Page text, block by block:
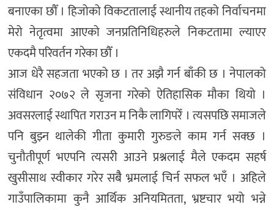
बनाएका छौँ । हिजोको विकटतालाई स्थानीय तहको निर्वाचनमा
मेरो नेतृत्वमा आएको जनप्रतिनिधिहरुले निकटतामा ल्याएर
एकदमै परिवर्तन गरेका छौँ ।
आज धेरै सहजता भएको छ । तर अझै गर्न बाँकी छ । नेपालको
संविधान २०७२ ले सृजना गरेको ऐतिहासिक मौका थियो ।
अवसरलाई स्थापित गराउन म निकै लागिपरेँ । त्यसपछि समाजले
पनि बुझ्न थालेकी गीता कुमारी गुरुङले काम गर्न सक्छ ।
चुनौतीपूर्ण भएपनि त्यसरी आउने प्रश्नलाई मैले एकदम सहर्ष
खुसीसाथ स्वीकार गरेर सबैै भ्रमलाई चिर्न सफल भएँ । अहिले
गाउँपालिकामा कुनै आर्थिक अनियमितता, भ्रष्टचार भयो भन्ने